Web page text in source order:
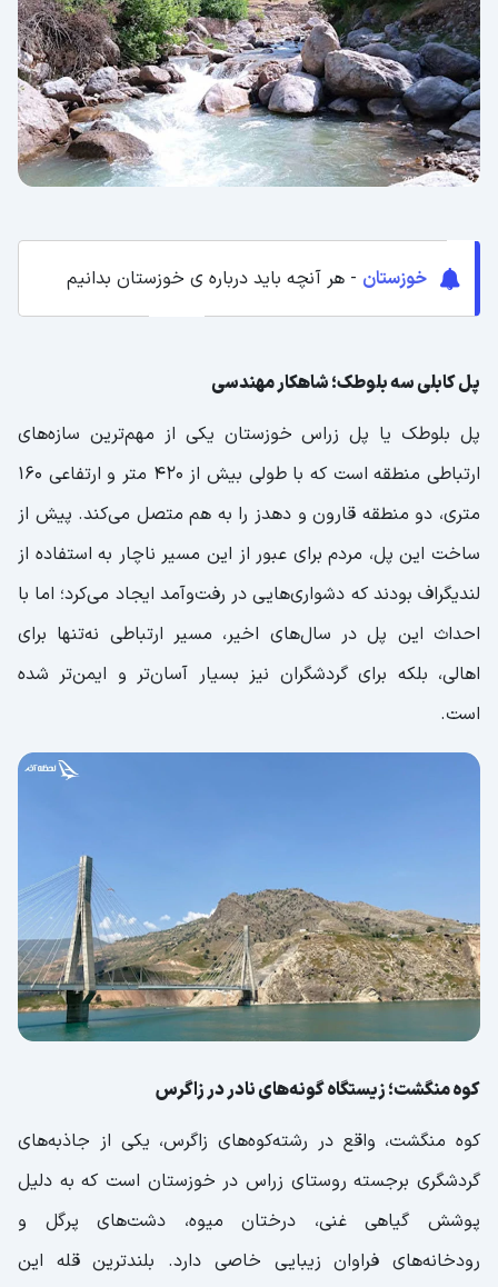
خوزستان - هر آنچه باید درباره ی خوزستان بدانیم
پل کابلی سه بلوطک؛ شاهکار مهندسی
پل بلوطک یا پل زراس خوزستان یکی از مهم‌ترین سازه‌های
ارتباطی منطقه است که با طولی بیش از 420 متر و ارتفاعی 160
متری، دو منطقه قارون و دهدز را به هم متصل می‌کند. پیش از
ساخت این پل، مردم برای عبور از این مسیر ناچار به استفاده از
لندیگراف بودند که دشواری‌هایی در رفت‌وآمد ایجاد می‌کرد؛ اما با
احداث این پل در سال‌های اخیر، مسیر ارتباطی نه‌تنها برای
اهالی، بلکه برای گردشگران نیز بسیار آسان‌تر و ایمن‌تر شده
است.
کوه منگشت؛ زیستگاه گونه‌های نادر در زاگرس
کوه منگشت، واقع در رشته‌کوه‌های زاگرس، یکی از جاذبه‌های
گردشگری برجسته روستای زراس در خوزستان است که به دلیل
پوشش گیاهی غنی، درختان میوه، دشت‌های پرگل و
رودخانه‌های فراوان زیبایی خاصی دارد. بلندترین قله این